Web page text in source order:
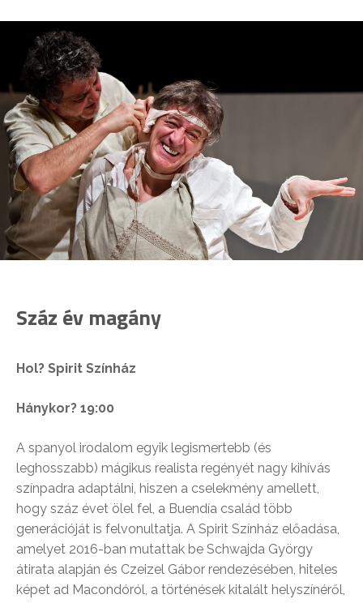
Száz év magány
Hol? Spirit Színház
Hánykor? 19:00
A spanyol irodalom egyik legismertebb (és
leghosszabb) mágikus realista regényét nagy kihívás
színpadra adaptálni, hiszen a cselekmény amellett,
hogy száz évet ölel fel, a Buendía család több
generációját is felvonultatja. A Spirit Színház előadása,
amelyet 2016-ban mutattak be Schwajda György
átirata alapján és Czeizel Gábor rendezésében, hiteles
képet ad Macondóról, a történések kitalált helyszínéről,